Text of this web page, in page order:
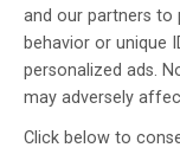
and our partners to
behavior or unique
personalized ads.
may adversely
Click below to